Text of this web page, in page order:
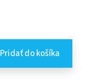
Pridať do košíka